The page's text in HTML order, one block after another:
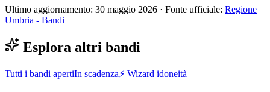
Ultimo aggiornamento: 30 maggio 2026 · Fonte ufficiale: Regione
Umbria - Bandi
Esplora altri bandi
Tutti i bandi apertiIn scadenza⚡ Wizard idoneità